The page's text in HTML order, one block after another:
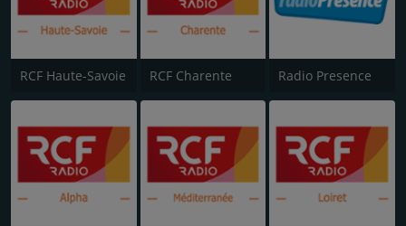
RCF Haute-Savoie RCF Charente Radio Presence